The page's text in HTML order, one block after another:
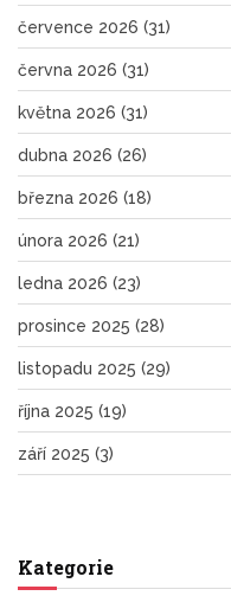
července 2026 (31)
června 2026 (31)
května 2026 (31)
dubna 2026 (26)
března 2026 (18)
února 2026 (21)
ledna 2026 (23)
prosince 2025 (28)
listopadu 2025 (29)
října 2025 (19)
září 2025 (3)
Kategorie